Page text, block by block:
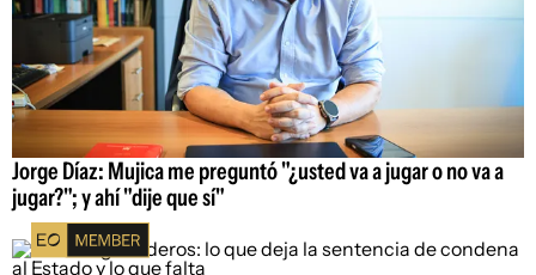
Jorge Díaz: Mujica me preguntó "¿usted va a jugar o no va a
jugar?"; y ahí "dije que sí"